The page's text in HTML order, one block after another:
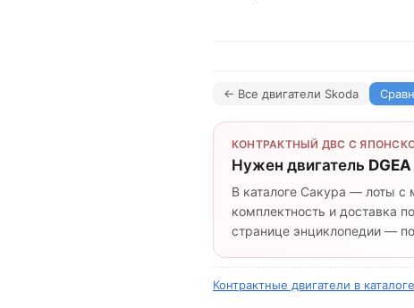
← Все двигатели Skoda
КОНТРАКТНЫЙ ДВС С
Нужен двигатель DGEA
В каталоге Сакура — лоты с
комплектность и доставка
странице энциклопедии —
Контрактные двигатели в